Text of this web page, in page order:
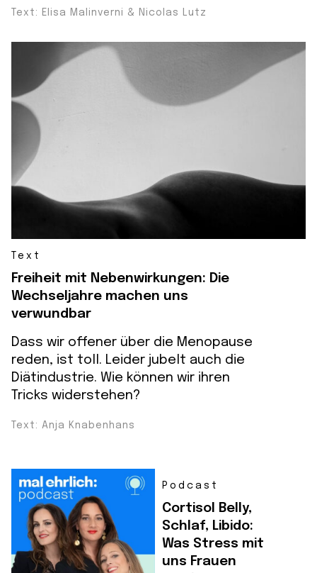
Text: Elisa Malinverni & Nicolas Lutz
Text
Freiheit mit Nebenwirkungen: Die
Wechseljahre machen uns
verwundbar
Dass wir offener über die Menopause
reden, ist toll. Leider jubelt auch die
Diätindustrie. Wie können wir ihren
Tricks widerstehen?
Text: Anja Knabenhans
Podcast
Cortisol Belly,
Schlaf, Libido:
Was Stress mit
uns Frauen